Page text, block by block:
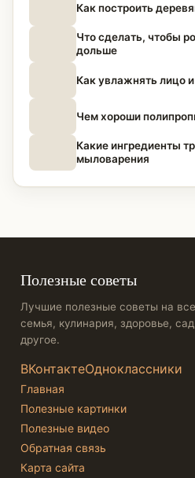
Как построить
Что сделать, чтобы
дольше
Как увлажнять лицо
Чем хороши
Какие ингредиенты
мыловарения
Полезные советы
Лучшие полезные советы на
семья, кулинария, здоровье,
другое.
ВКонтактеОдноклассники
Главная
Полезные картинки
Полезные видео
Обратная связь
Карта сайта